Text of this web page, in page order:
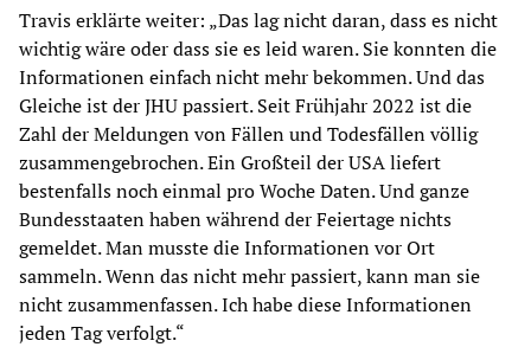
Travis erklärte weiter: „Das lag nicht daran, dass es nicht
wichtig wäre oder dass sie es leid waren. Sie konnten die
Informationen einfach nicht mehr bekommen. Und das
Gleiche ist der JHU passiert. Seit Frühjahr 2022 ist die
Zahl der Meldungen von Fällen und Todesfällen völlig
zusammengebrochen. Ein Großteil der USA liefert
bestenfalls noch einmal pro Woche Daten. Und ganze
Bundesstaaten haben während der Feiertage nichts
gemeldet. Man musste die Informationen vor Ort
sammeln. Wenn das nicht mehr passiert, kann man sie
nicht zusammenfassen. Ich habe diese Informationen
jeden Tag verfolgt.“